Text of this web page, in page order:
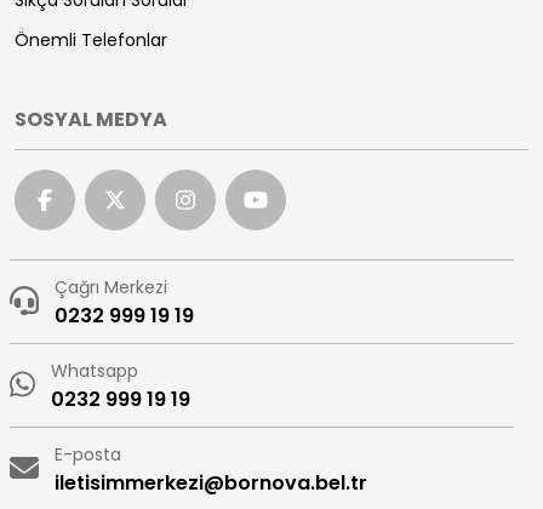
Önemli Telefonlar
SOSYAL MEDYA
Çağrı Merkezi
0232 999 19 19
Whatsapp
0232 999 19 19
E-posta
iletisimmerkezi@bornova.bel.tr